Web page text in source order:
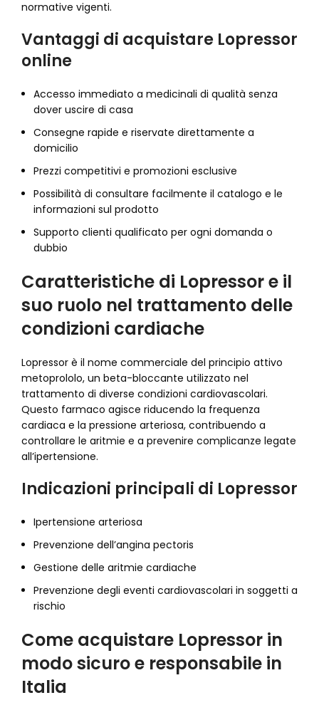
normative vigenti.
Vantaggi di acquistare Lopressor
online
Accesso immediato a medicinali di qualità senza
dover uscire di casa
Consegne rapide e riservate direttamente a
domicilio
Prezzi competitivi e promozioni esclusive
Possibilità di consultare facilmente il catalogo e le
informazioni sul prodotto
Supporto clienti qualificato per ogni domanda o
dubbio
Caratteristiche di Lopressor e il
suo ruolo nel trattamento delle
condizioni cardiache
Lopressor è il nome commerciale del principio attivo
metoprololo, un beta-bloccante utilizzato nel
trattamento di diverse condizioni cardiovascolari.
Questo farmaco agisce riducendo la frequenza
cardiaca e la pressione arteriosa, contribuendo a
controllare le aritmie e a prevenire complicanze legate
all’ipertensione.
Indicazioni principali di Lopressor
Ipertensione arteriosa
Prevenzione dell’angina pectoris
Gestione delle aritmie cardiache
Prevenzione degli eventi cardiovascolari in soggetti a
rischio
Come acquistare Lopressor in
modo sicuro e responsabile in
Italia